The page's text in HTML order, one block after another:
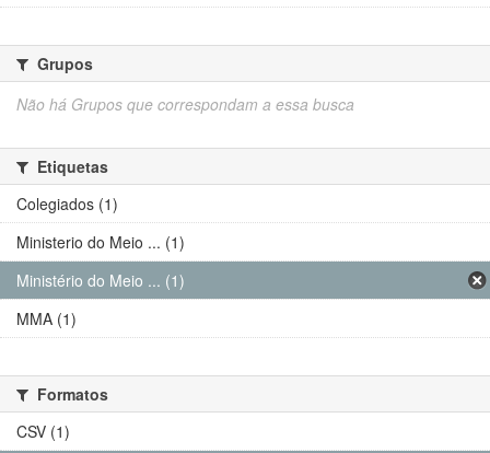
Grupos
Não há Grupos que correspondam a essa busca
Etiquetas
Colegiados (1)
Ministerio do Meio ... (1)
Ministério do Meio ... (1)
MMA (1)
Formatos
CSV (1)